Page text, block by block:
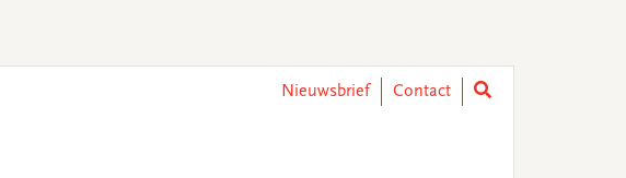
Nieuwsbrief
Contact